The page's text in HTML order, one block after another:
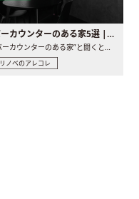
バーカウンターのある家5選 | 日常に馴染む“距離の近い”キッチンとは
“バーカウンターのある家”と聞くと、少し特別な、大人のための..
リノベのアレコレ